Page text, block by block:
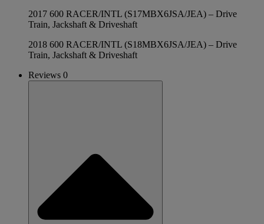
2017 600 RACER/INTL (S17MBX6JSA/JEA) – Drive
Train, Jackshaft & Driveshaft
2018 600 RACER/INTL (S18MBX6JSA/JEA) – Drive
Train, Jackshaft & Driveshaft
Reviews 0